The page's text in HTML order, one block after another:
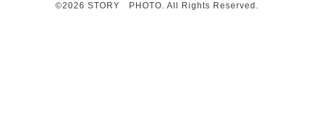
©2026 STORY PHOTO. All Rights Reserved.